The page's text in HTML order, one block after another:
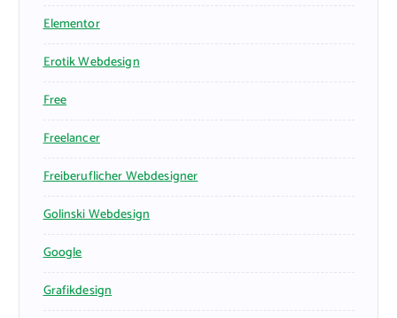
Elementor
Erotik Webdesign
Free
Freelancer
Freiberuflicher Webdesigner
Golinski Webdesign
Google
Grafikdesign